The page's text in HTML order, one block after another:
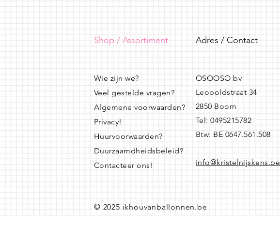
Shop / Assortiment Adres / Contact
Wie zijn we?
Veel gestelde vragen?
Algemene voorwaarden?
Privacy!
Huurvoorwaarden?
Duurzaamdheidsbeleid?
Contacteer ons!
OSOOSO bv
Leopoldstraat 34
2850 Boom
Tel: 0495215782
Btw: BE 0647.561.508
info@kristelnijskens.be
© 2025 ikhouvanballonnen.be